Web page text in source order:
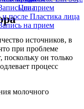
Цена
после Пластика лица
на прием
на прием
источников, в
при проблеме
поскольку он только
процесс
молочного